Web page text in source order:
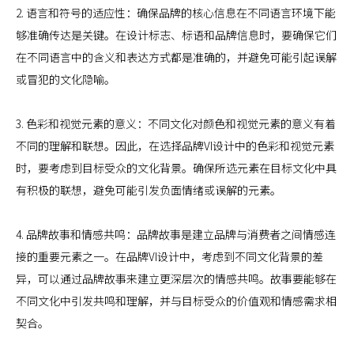
2. 语言和符号的适应性：确保品牌的核心信息在不同语言环境下能
够准确传达是关键。在设计标志、标语和品牌信息时，要确保它们
在不同语言中的含义和表达方式都是准确的，并避免可能引起误解
或冒犯的文化隐喻。
3. 色彩和视觉元素的意义：不同文化对颜色和视觉元素的意义有着
不同的理解和联想。因此，在选择品牌VI设计中的色彩和视觉元素
时，要考虑到目标受众的文化背景。确保所选元素在目标文化中具
有积极的联想，避免可能引发负面情绪或误解的元素。
4. 品牌故事和情感共鸣：品牌故事是建立品牌与消费者之间情感连
接的重要元素之一。在品牌VI设计中，考虑到不同文化背景的差
异，可以通过品牌故事来建立更深层次的情感共鸣。故事要能够在
不同文化中引发共鸣和理解，并与目标受众的价值观和情感需求相
契合。